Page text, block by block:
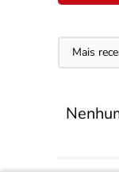
Mais